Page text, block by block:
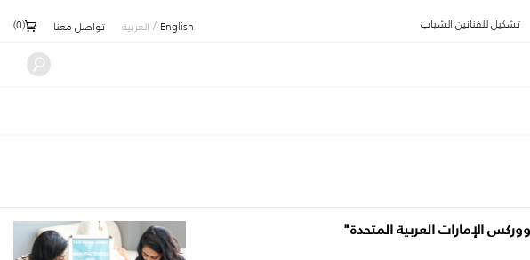
تشكيل للفنانين الشباب English
/ العربية تواصل معنا (
0
)
الإمارات العربية المتحدة"